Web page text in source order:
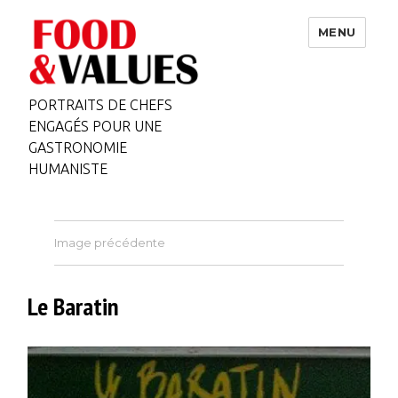
PORTRAITS DE CHEFS
ENGAGÉS POUR UNE
GASTRONOMIE
HUMANISTE
MENU
Image précédente
Le Baratin